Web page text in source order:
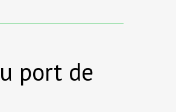
port de